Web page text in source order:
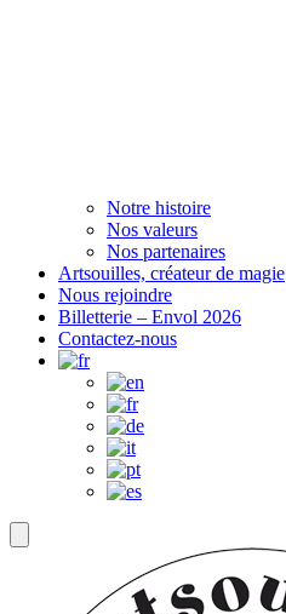
Notre histoire
Nos valeurs
Nos partenaires
Artsouilles, créateur de magie
Nous rejoindre
Billetterie – Envol 2026
Contactez-nous